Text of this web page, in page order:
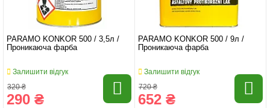
PARAMO KONKOR 500 / 3,5л /
Проникаюча фарба
Залишити відгук
320 ₴
290 ₴
PARAMO KONKOR 500 / 9л /
Проникаюча фарба
Залишити відгук
720 ₴
652 ₴